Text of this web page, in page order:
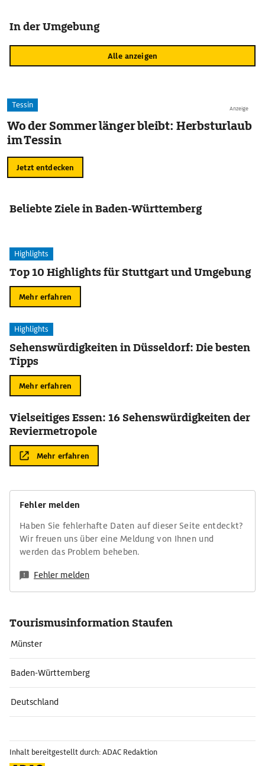
In der Umgebung
Alle anzeigen
Anzeige
Tessin
Wo der Sommer länger bleibt: Herbsturlaub
im Tessin
Jetzt entdecken
Beliebte Ziele in Baden-Württemberg
Highlights
Top 10 Highlights für Stuttgart und Umgebung
Mehr erfahren
Highlights
Sehenswürdigkeiten in Düsseldorf: Die besten
Tipps
Mehr erfahren
Vielseitiges Essen: 16 Sehenswürdigkeiten der
Reviermetropole
Mehr erfahren
Fehler melden
Haben Sie fehlerhafte Daten auf dieser Seite entdeckt?
Wir freuen uns über eine Meldung von Ihnen und
werden das Problem beheben.
Fehler melden
Tourismusinformation Staufen
Münster
Baden-Württemberg
Deutschland
Inhalt bereitgestellt durch: ADAC Redaktion